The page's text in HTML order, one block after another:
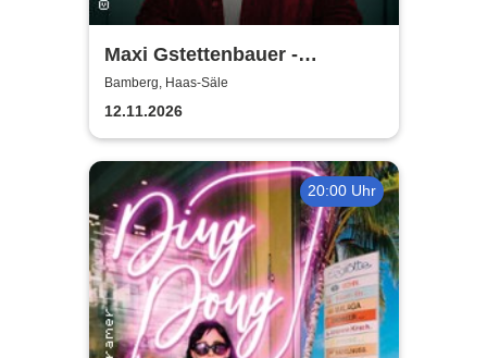
Maxi Gstettenbauer -
KOMPLETT ABSURD
Bamberg, Haas-Säle
12.11.2026
20:00 Uhr